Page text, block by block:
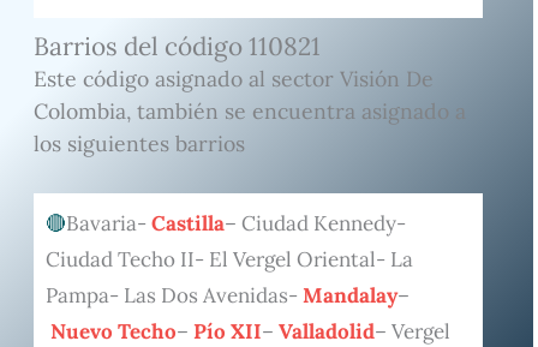
Barrios del código 110821
Este código asignado al sector Visión De
Colombia, también se encuentra asignado a
los siguientes barrios
Bavaria- Castilla– Ciudad Kennedy-
Ciudad Techo II- El Vergel Oriental- La
Pampa- Las Dos Avenidas- Mandalay–
Nuevo Techo– Pío XII– Valladolid– Vergel